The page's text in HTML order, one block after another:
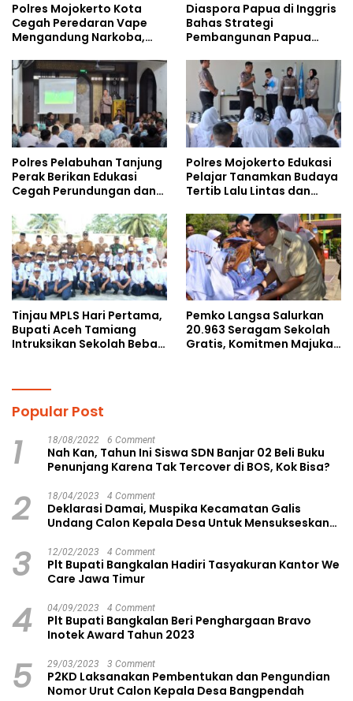
Polres Mojokerto Kota
Cegah Peredaran Vape
Mengandung Narkoba,
Kalangan Remaja
Diaspora Papua di Inggris
Bahas Strategi
Pembangunan Papua
Doktoral Internasional
Polres Pelabuhan Tanjung
Perak Berikan Edukasi
Cegah Perundungan dan
kepada Pelajar MPLS
Polres Mojokerto Edukasi
Pelajar Tanamkan Budaya
Tertib Lalu Lintas dan
Tinjau MPLS Hari Pertama,
Bupati Aceh Tamiang
Intruksikan Sekolah Bebas
Pemko Langsa Salurkan
20.963 Seragam Sekolah
Gratis, Komitmen Majukan
Popular Post
1 18/08/2022 6 Comment
Nah Kan, Tahun Ini Siswa SDN Banjar 02 Beli Buku
Penunjang Karena Tak Tercover di BOS, Kok Bisa?
2 18/04/2023 4 Comment
Deklarasi Damai, Muspika Kecamatan Galis
Undang Calon Kepala Desa Untuk Mensukseskan
3 12/02/2023 4 Comment
Plt Bupati Bangkalan Hadiri Tasyakuran Kantor We
Care Jawa Timur
4 04/09/2023 4 Comment
Plt Bupati Bangkalan Beri Penghargaan Bravo
Inotek Award Tahun 2023
5 29/03/2023 3 Comment
P2KD Laksanakan Pembentukan dan Pengundian
Nomor Urut Calon Kepala Desa Bangpendah